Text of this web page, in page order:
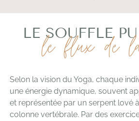
LE SOUFFLE
le flux de
Selon la vision du Yoga, chaque
une énergie dynamique, souvent
et représentée par un serpent lové
colonne vertébrale. Par des